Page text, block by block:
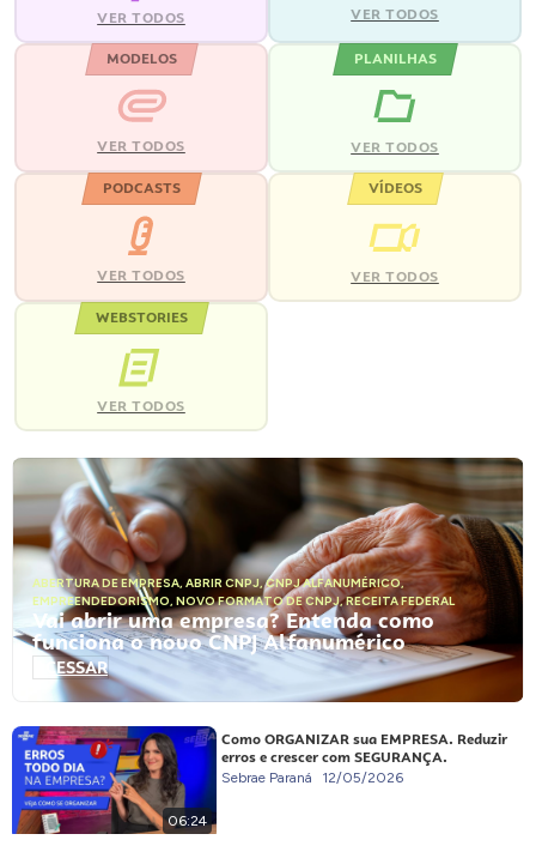
VER TODOS VER TODOS
MODELOS
VER TODOS
PLANILHAS
VER TODOS
PODCASTS
VER TODOS
VÍDEOS
VER TODOS
WEBSTORIES
VER TODOS
ABERTURA DE EMPRESA, ABRIR CNPJ,CNPJ ALFANUMÉRICO,
EMPREENDEDORISMO, NOVO FORMATO DE CNPJ,RECEITA FEDERAL
Vai abrir uma empresa? Entenda como
funciona o novo CNPJ Alfanumérico
ACESSAR
06:24
Como ORGANIZAR sua EMPRESA. Reduzir
erros e crescer com SEGURANÇA.
Sebrae Paraná 12/05/2026